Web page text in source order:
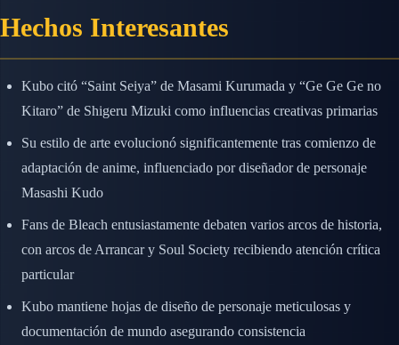
Hechos Interesantes
Kubo citó “Saint Seiya” de Masami Kurumada y “Ge Ge Ge no
Kitaro” de Shigeru Mizuki como influencias creativas primarias
Su estilo de arte evolucionó significantemente tras comienzo de
adaptación de anime, influenciado por diseñador de personaje
Masashi Kudo
Fans de Bleach entusiastamente debaten varios arcos de historia,
con arcos de Arrancar y Soul Society recibiendo atención crítica
particular
Kubo mantiene hojas de diseño de personaje meticulosas y
documentación de mundo asegurando consistencia